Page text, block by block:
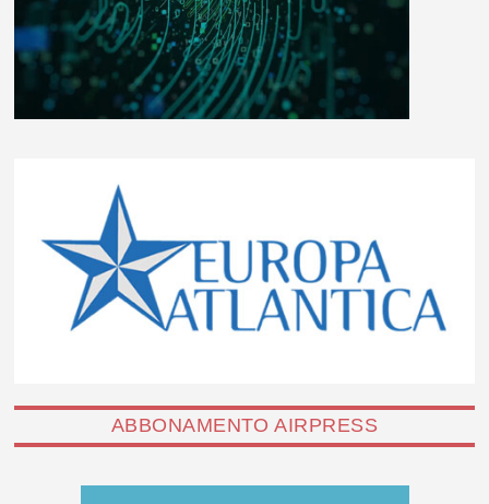
ABBONAMENTO AIRPRESS